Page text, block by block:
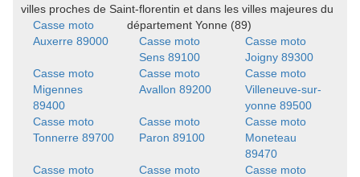
villes proches de Saint-florentin et dans les villes majeures du
département Yonne (89)
Casse moto
Auxerre 89000
Casse moto
Sens 89100
Casse moto
Joigny 89300
Casse moto
Migennes
89400
Casse moto
Avallon 89200
Casse moto
Villeneuve-sur-
yonne 89500
Casse moto
Tonnerre 89700
Casse moto
Paron 89100
Casse moto
Moneteau
89470
Casse moto
Casse moto
Casse moto